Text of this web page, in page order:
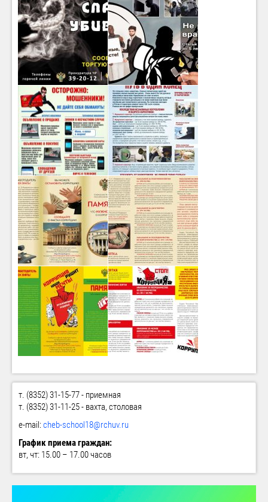
т. (8352) 31-15-77 - приемная
т. (8352) 31-11-25 - вахта, столовая
e-mail:cheb-school18@rchuv.ru
График приема граждан:
вт, чт: 15.00 – 17.00 часов